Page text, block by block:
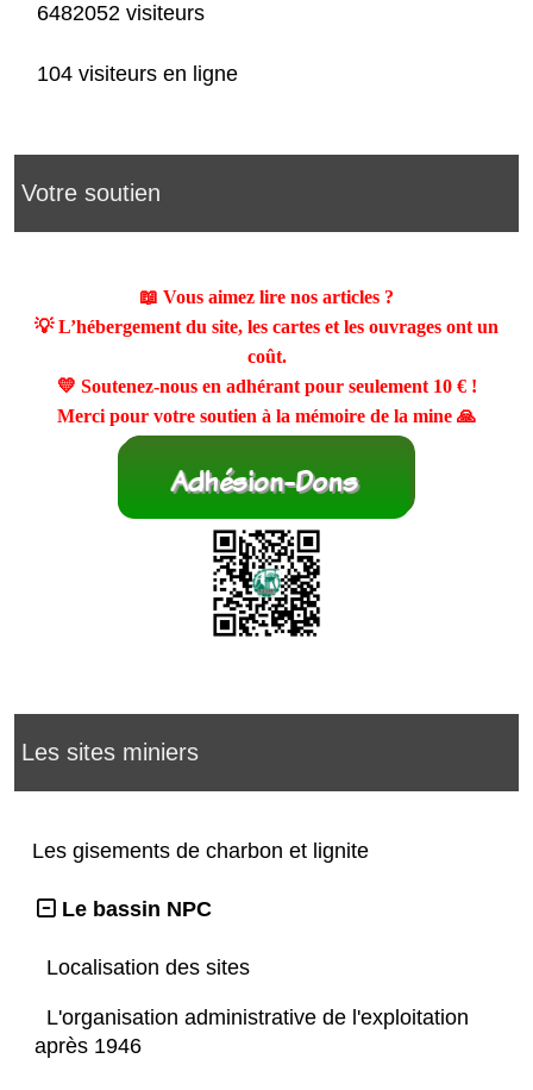
6482052 visiteurs
104 visiteurs en ligne
Votre soutien
📖 Vous aimez lire nos articles ?
💡 L’hébergement du site, les cartes et les ouvrages ont un
coût.
💛 Soutenez-nous en adhérant pour seulement 10 €!
Merci pour votre soutien à la mémoire de la mine 🙏
Les sites miniers
Les gisements de charbon et lignite
Le bassin NPC
Localisation des sites
L'organisation administrative de l'exploitation
après 1946